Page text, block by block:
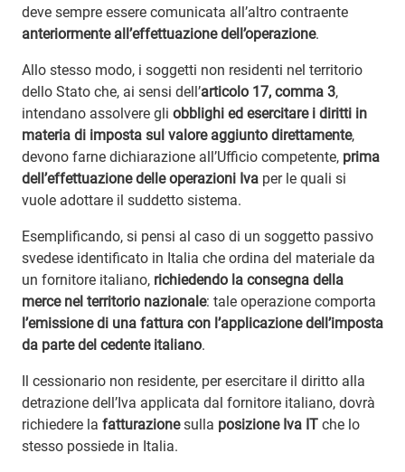
deve sempre essere comunicata all’altro contraente
anteriormente all’effettuazione dell’operazione.
Allo stesso modo, i soggetti non residenti nel territorio
dello Stato che, ai sensi dell’articolo 17, comma 3,
intendano assolvere gli obblighi ed esercitare i diritti in
materia di imposta sul valore aggiunto direttamente,
devono farne dichiarazione all’Ufficio competente, prima
dell’effettuazione delle operazioni Iva per le quali si
vuole adottare il suddetto sistema.
Esemplificando, si pensi al caso di un soggetto passivo
svedese identificato in Italia che ordina del materiale da
un fornitore italiano, richiedendo la consegna della
merce nel territorio nazionale: tale operazione comporta
l’emissione di una fattura con l’applicazione dell’imposta
da parte del cedente italiano.
Il cessionario non residente, per esercitare il diritto alla
detrazione dell’Iva applicata dal fornitore italiano, dovrà
richiedere la fatturazionesulla posizione Iva IT che lo
stesso possiede in Italia.